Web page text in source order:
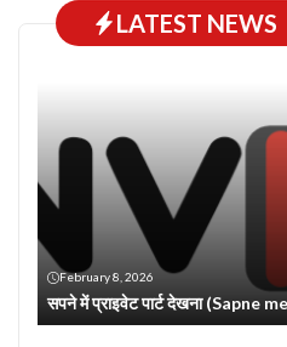
LATEST NEWS
February 8, 2026
सपने में प्राइवेट पार्ट देखना